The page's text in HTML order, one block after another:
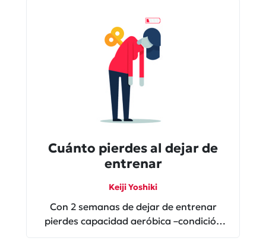
Cuánto pierdes al dejar de
entrenar
Keiji Yoshiki
Con 2 semanas de dejar de entrenar
pierdes capacidad aeróbica –condición